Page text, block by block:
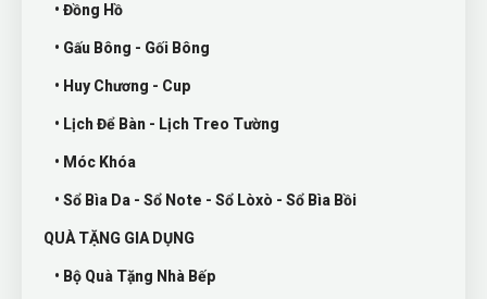
• Đồng Hồ
• Gấu Bông - Gối Bông
• Huy Chương - Cup
• Lịch Để Bàn - Lịch Treo Tường
• Móc Khóa
• Sổ Bìa Da - Sổ Note - Sổ Lòxò - Sổ Bìa Bồi
QUÀ TẶNG GIA DỤNG
• Bộ Quà Tặng Nhà Bếp